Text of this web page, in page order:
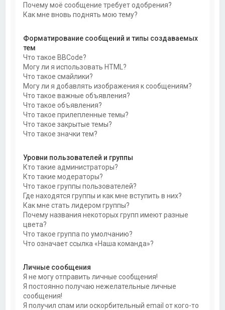
Почему моё сообщение требует одобрения?
Как мне вновь поднять мою тему?
Форматирование сообщений и типы создаваемых
тем
Что такое BBCode?
Могу ли я использовать HTML?
Что такое смайлики?
Могу ли я добавлять изображения к сообщениям?
Что такое важные объявления?
Что такое объявления?
Что такое прилепленные темы?
Что такое закрытые темы?
Что такое значки тем?
Уровни пользователей и группы
Кто такие администраторы?
Кто такие модераторы?
Что такое группы пользователей?
Где находятся группы и как мне вступить в них?
Как мне стать лидером группы?
Почему названия некоторых групп имеют разные
цвета?
Что такое группа по умолчанию?
Что означает ссылка «Наша команда»?
Личные сообщения
Я не могу отправить личные сообщения!
Я постоянно получаю нежелательные личные
сообщения!
Я получил спам или оскорбительный email от кого-то